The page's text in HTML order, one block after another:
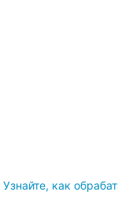
Узнайте, как